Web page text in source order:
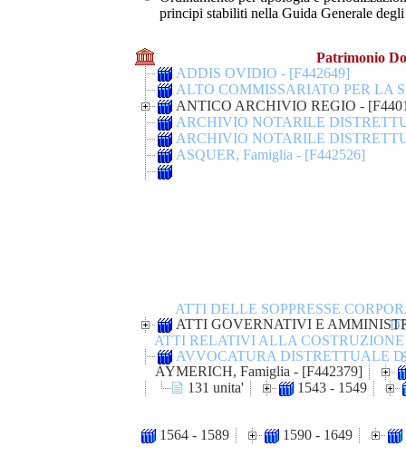
principi stabiliti nella Guida Generale
Patrimonio
ADDIS OVIDIO - [F442649]
ALTO COMMISSARIATO PER LA
ANTICO ARCHIVIO REGIO -
ARCHIVIO NOTARILE
ARCHIVIO NOTARILE
ASQUER, Famiglia - [F442526]
ATTI DELLE SOPPRESSE
ATTI GOVERNATIVI E
ATTI RELATIVI ALLA
AVVOCATURA DISTRETTUALE
AYMERICH, Famiglia - [F442379]
131 unita'
1543 - 1549
1564 - 1589 1590 - 1649